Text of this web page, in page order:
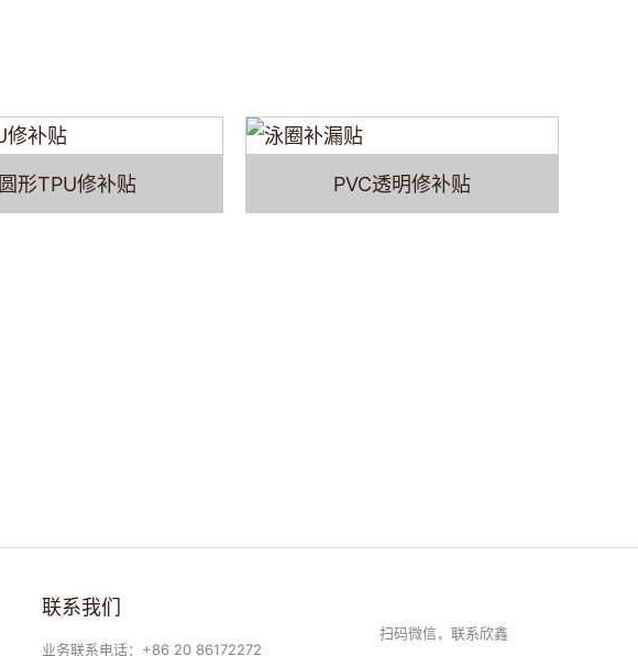
圆形TPU修补贴 PVC透明修补贴
联系我们
业务联系电话：+86 20 86172272
扫码微信，联系欣鑫